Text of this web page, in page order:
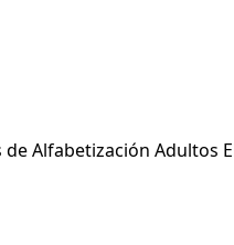
Alfabetización Adultos